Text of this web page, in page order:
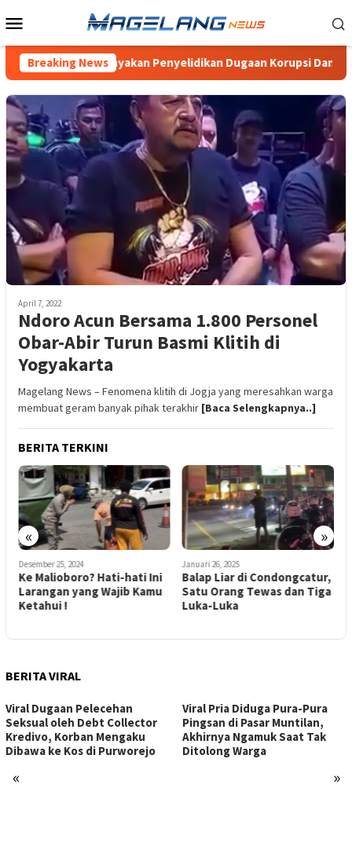
ke
Mobile
Breaking News
Pertanyakan Penyelidikan Dugaan Korupsi Dana Desa
April 7, 2022
Ndoro Acun Bersama 1.800 Personel
Obar-Abir Turun Basmi Klitih di
Yogyakarta
Magelang News – Fenomena klitih di Jogja yang meresahkan warga
membuat geram banyak pihak terakhir [Baca Selengkapnya..]
BERITA TERKINI
« »
Desember 25, 2024
Ke Malioboro? Hati-hati Ini
Larangan yang Wajib Kamu
Ketahui !
Januari 26, 2025
Balap Liar di Condongcatur,
Satu Orang Tewas dan Tiga
Luka-Luka
BERITA VIRAL
« »
Viral Dugaan Pelecehan
Seksual oleh Debt Collector
Kredivo, Korban Mengaku
Dibawa ke Kos di Purworejo
Viral Pria Diduga Pura-Pura
Pingsan di Pasar Muntilan,
Akhirnya Ngamuk Saat Tak
Ditolong Warga